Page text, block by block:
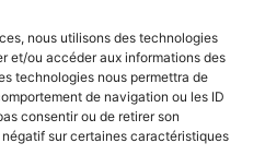
nous utilisons des technologies
et/ou accéder aux informations des
technologies nous permettra de
de navigation ou les ID
consentir ou de retirer son
sur certaines caractéristiques